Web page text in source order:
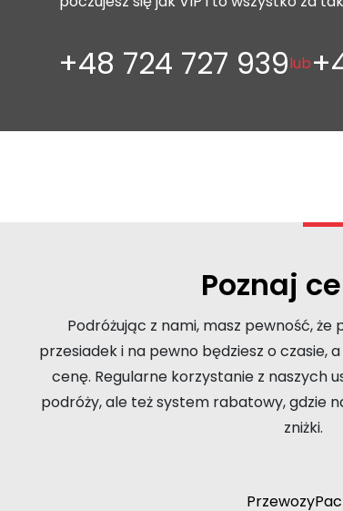
+48 724 727 939lub
Poznaj
Podróżując z nami, masz pewność, że
przesiadek i na pewno będziesz o czasie,
cenę. Regularne korzystanie z naszych
podróży, ale też system rabatowy, gdzie
zniżki.
Przewozy